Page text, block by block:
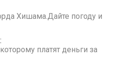
Хишама.Дайте погоду и
платят деньги за